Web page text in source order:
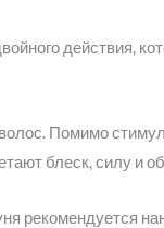
действия,
Помимо
блеск, силу и
рекомендуется